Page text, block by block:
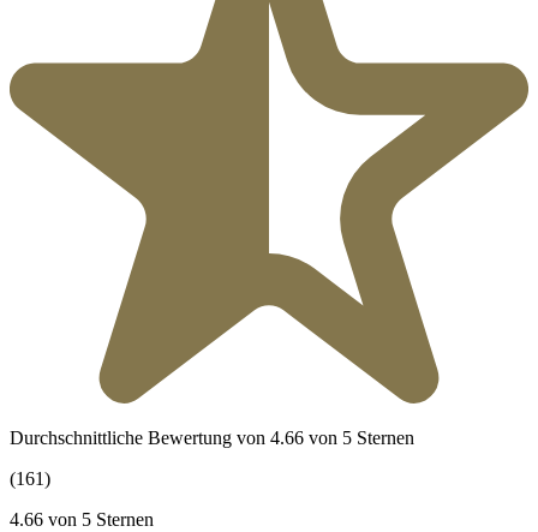
Durchschnittliche Bewertung von 4.66 von 5 Sternen
(161)
4.66 von 5 Sternen